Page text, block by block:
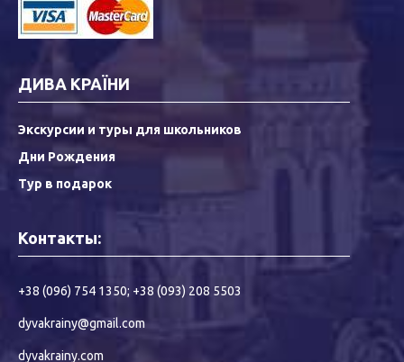
ДИВА КРАЇНИ
Экскурсии и туры для школьников
Дни Рождения
Тур в подарок
Контакты:
+38 (096) 754 1350; +38 (093) 208 5503
dyvakrainy@gmail.com
dyvakrainy.com